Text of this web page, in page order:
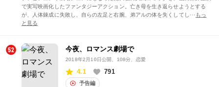
で実写映画化したファンタジーアクション。亡き母を生き返らせようとする
が、人体錬成に失敗し、自らの左足と右腕、弟アルの体を失くしてし··· もっ
と見る
今夜、ロマンス劇場で
2018年2月10日公開、108分、恋愛
4.1 791
予告編